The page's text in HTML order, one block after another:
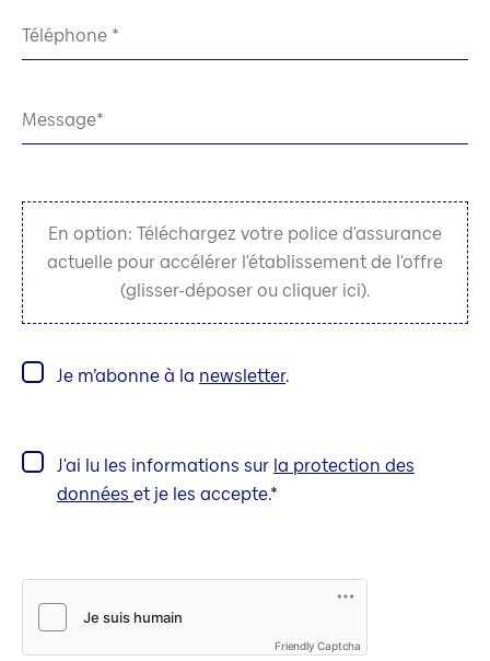
Téléphone
Message
En option: Téléchargez votre police d'assurance
actuelle pour accélérer l'établissement de l'offre
(glisser-déposer ou cliquer ici).
Je m’abonne à la newsletter.
J'ai lu les informations sur la protection des
données et je les accepte.
Friendly Captcha